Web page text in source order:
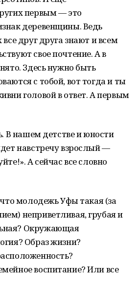
первым — это
деревенщины. Ведь
все друг друга знают и всем
свое почтение. А в
Здесь нужно быть
с тобой, вот тогда и ты
головой в ответ. А первым
В нашем детстве и юности
навстречу взрослый —
А сейчас все словно
молодежь Уфы такая (за
неприветливая, грубая и
Окружающая
Образ жизни?
воспитание? Или все